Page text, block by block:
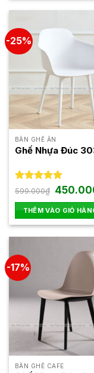
-25%
BÀN GHẾ ĂN
Ghế Nhựa Đúc
Được xếp
5.00
5 sao
599.000₫ Giá
gốc
là:
599.000₫.
THÊM VÀO GIỎ
-17%
BÀN GHẾ CAFE